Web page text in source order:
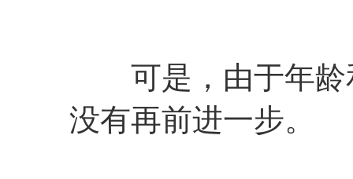
可是，由于年龄
没有再前进一步。